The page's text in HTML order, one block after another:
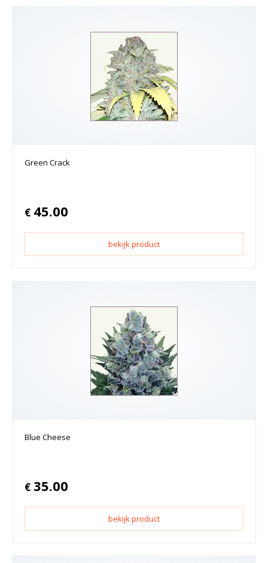
Green Crack
€ 45.00
bekijk product
Blue Cheese
€ 35.00
bekijk product